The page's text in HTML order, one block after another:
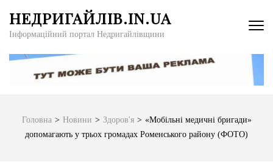
вмісту
Enter)
НЕДРИГАЙЛІВ.IN.UA
Інформаційний портал Недригайлівщини
Головна > Новини > Здоров'я > «Мобільні медичні бригади»
допомагають у трьох громадах Роменського району (ФОТО)